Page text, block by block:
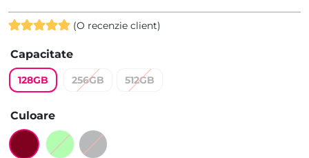
5.00din 5
pe baza
unei singure
evaluări
(O recenzie client)
Capacitate
128GB 256GB 512GB
Culoare